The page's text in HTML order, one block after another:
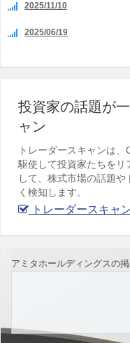
2025/11/10
2025/06/19
投資家の話題が
ャン
トレーダースキャンは
駆使して投資家たちをリ
して、株式市場の話題
く検知します。
トレーダースキャ
アミタホールディングスの